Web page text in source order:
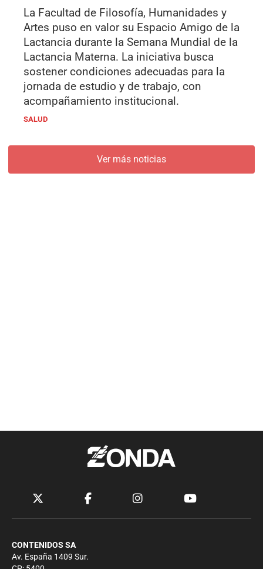
La Facultad de Filosofía, Humanidades y
Artes puso en valor su Espacio Amigo de la
Lactancia durante la Semana Mundial de la
Lactancia Materna. La iniciativa busca
sostener condiciones adecuadas para la
jornada de estudio y de trabajo, con
acompañamiento institucional.
SALUD
Ver más noticias
CONTENIDOS SA
Av. España 1409 Sur.